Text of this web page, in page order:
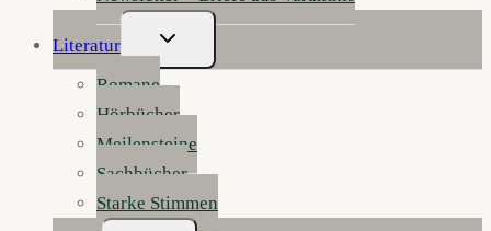
Literatur
Untermenü
Umschalten
Romane
Hörbücher
Meilensteine
Sachbücher
Starke Stimmen